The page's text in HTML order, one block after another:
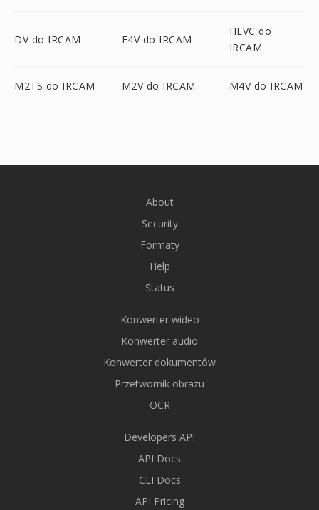
DV do IRCAM F4V do IRCAM
HEVC do
IRCAM
M2TS do IRCAM M2V do IRCAM M4V do IRCAM
About
Security
Formaty
Help
Status
Konwerter wideo
Konwerter audio
Konwerter dokumentów
Przetwornik obrazu
OCR
Developers API
API Docs
CLI Docs
API Pricing